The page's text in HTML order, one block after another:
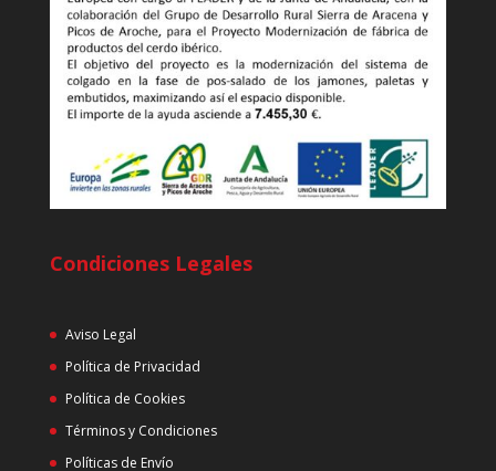
Condiciones Legales
Aviso Legal
Política de Privacidad
Política de Cookies
Términos y Condiciones
Políticas de Envío